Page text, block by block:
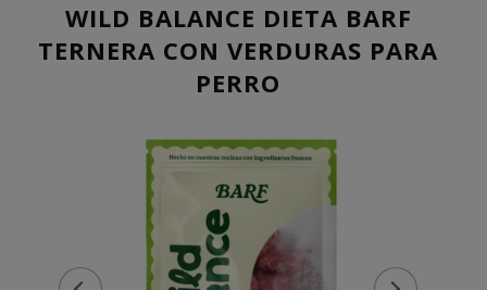
WILD BALANCE DIETA BARF
TERNERA CON VERDURAS PARA
PERRO